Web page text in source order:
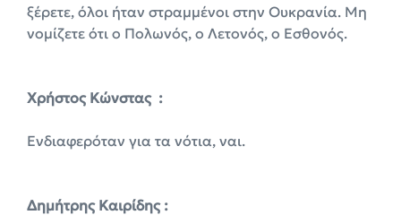
ξέρετε, όλοι ήταν στραμμένοι στην Ουκρανία. Μη
νομίζετε ότι ο Πολωνός, ο Λετονός, ο Εσθονός.
Xρήστος Κώνστας :
Ενδιαφερόταν για τα νότια, ναι.
Δημήτρης Καιρίδης :